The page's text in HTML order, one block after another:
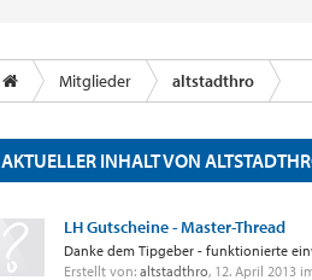
Mitglieder altstadthro
AKTUELLER INHALT VON
LH Gutscheine - Master-Thread
Danke dem Tipgeber - funktionierte
Erstellt von: altstadthro, 12. April 2013